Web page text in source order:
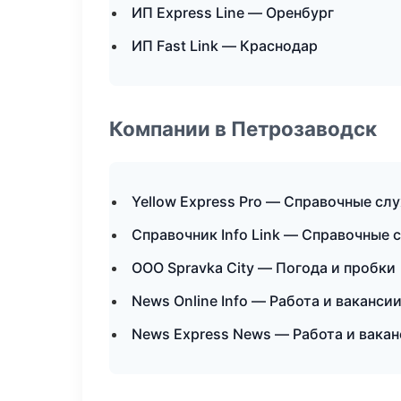
ИП Express Line — Оренбург
ИП Fast Link — Краснодар
Компании в Петрозаводск
Yellow Express Pro — Справочные
Справочник Info Link — Справочные
ООО Spravka City — Погода и пробки
News Online Info — Работа и вакансии
News Express News — Работа и